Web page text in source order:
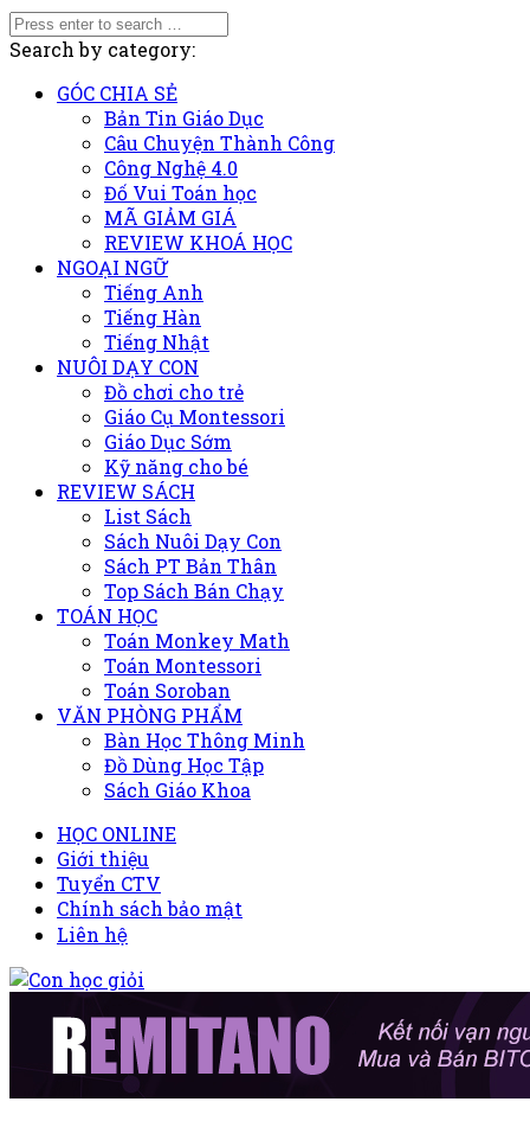
Search by category:
GÓC CHIA SẺ
Bản Tin Giáo Dục
Câu Chuyện Thành Công
Công Nghệ 4.0
Đố Vui Toán học
MÃ GIẢM GIÁ
REVIEW KHOÁ HỌC
NGOẠI NGỮ
Tiếng Anh
Tiếng Hàn
Tiếng Nhật
NUÔI DẠY CON
Đồ chơi cho trẻ
Giáo Cụ Montessori
Giáo Dục Sớm
Kỹ năng cho bé
REVIEW SÁCH
List Sách
Sách Nuôi Dạy Con
Sách PT Bản Thân
Top Sách Bán Chạy
TOÁN HỌC
Toán Monkey Math
Toán Montessori
Toán Soroban
VĂN PHÒNG PHẨM
Bàn Học Thông Minh
Đồ Dùng Học Tập
Sách Giáo Khoa
HỌC ONLINE
Giới thiệu
Tuyển CTV
Chính sách bảo mật
Liên hệ